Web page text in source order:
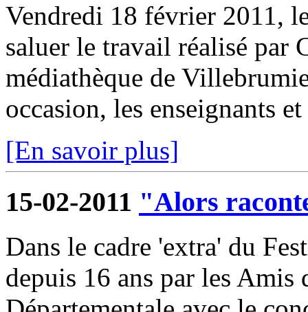
Vendredi 18 février 2011,
saluer le travail réalisé par
médiathèque de
occasion, les enseignants
[En savoir plus]
15-02-2011 "Alors
Dans le cadre 'extra' du
depuis 16 ans par les Amis